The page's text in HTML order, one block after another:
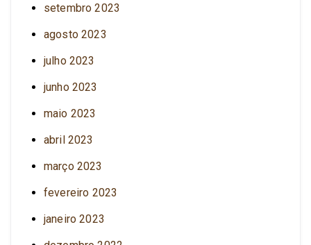
setembro 2023
agosto 2023
julho 2023
junho 2023
maio 2023
abril 2023
março 2023
fevereiro 2023
janeiro 2023